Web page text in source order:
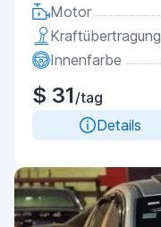
Motor
Kraftübertragung
Innenfarbe
$ 31/tag
Details